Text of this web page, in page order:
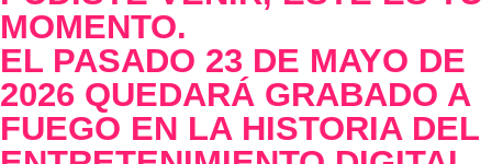
MOMENTO.
EL PASADO 23 DE MAYO DE
2026 QUEDARÁ GRABADO A
FUEGO EN LA HISTORIA DEL